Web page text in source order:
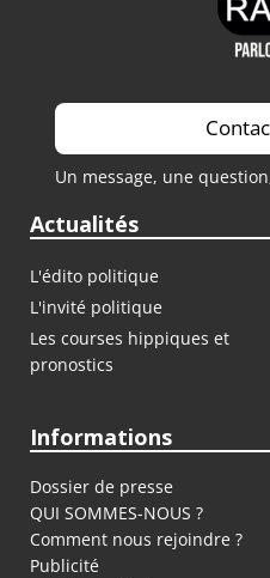
Un message, une
Actualités
L'édito politique
L'invité politique
Les courses hippiques et
pronostics
Informations
Dossier de presse
QUI SOMMES-NOUS ?
Comment nous rejoindre ?
Publicité